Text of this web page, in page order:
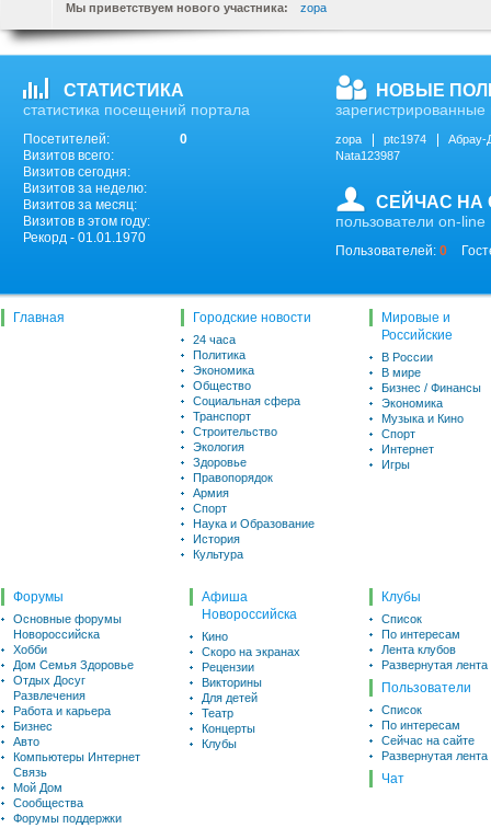
Мы приветствуем нового участника:
zopa
СТАТИСТИКА
статистика посещений портала
Посетителей:
0
Визитов всего:
Визитов сегодня:
Визитов за неделю:
Визитов за месяц:
Визитов в этом году:
Рекорд - 01.01.1970
НОВЫЕ
зарегистрированные
zopa ptc1974
Абрау-
Nata123987
СЕЙЧАС НА
пользователи on-line
Пользователей: 0
Главная Городские новости
24 часа
Политика
Экономика
Общество
Социальная сфера
Транспорт
Строительство
Экология
Здоровье
Правопорядок
Армия
Спорт
Наука и Образование
История
Культура
Мировые и
Российские
В России
В мире
Бизнес / Финансы
Экономика
Музыка и Кино
Спорт
Интернет
Игры
Форумы
Основные форумы
Новороссийска
Хобби
Дом Семья Здоровье
Отдых Досуг
Развлечения
Работа и карьера
Бизнес
Авто
Компьютеры Интернет
Связь
Мой Дом
Сообщества
Форумы поддержки
Афиша
Новороссийска
Кино
Скоро на экранах
Рецензии
Викторины
Для детей
Театр
Концерты
Клубы
Клубы
Список
По интересам
Лента клубов
Развернутая лента
Пользователи
Список
По интересам
Сейчас на сайте
Развернутая лента
Чат